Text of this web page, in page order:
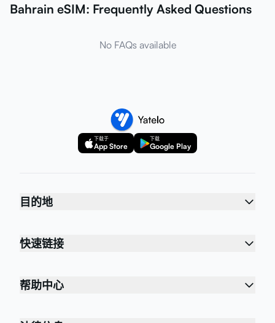
Bahrain eSIM: Frequently Asked Questions
No FAQs available
下载于
App Store
下载
Google Play
目的地
快速链接
帮助中心